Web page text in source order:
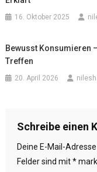
16. Oktober 2025
Bewusst Konsumieren
Treffen
20. April 2026
Schreibe einen
Deine E-Mail-
Felder sind mit*